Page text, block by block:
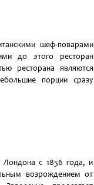
шеф-поварами
до этого ресторан
ресторана являются
порции сразу
Лондона с 1856 года, и
возрождением от